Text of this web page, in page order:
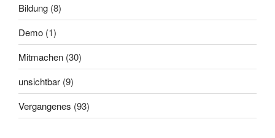
Bildung (8)
Demo (1)
Mitmachen (30)
unsichtbar (9)
Vergangenes (93)